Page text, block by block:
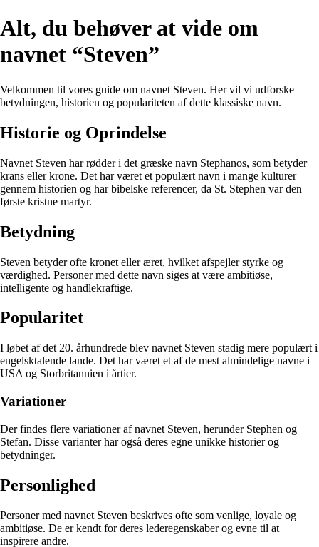
Alt, du behøver at vide om
navnet “Steven”
Velkommen til vores guide om navnet Steven. Her vil vi udforske
betydningen, historien og populariteten af dette klassiske navn.
Historie og Oprindelse
Navnet Steven har rødder i det græske navn Stephanos, som betyder
krans eller krone. Det har været et populært navn i mange kulturer
gennem historien og har bibelske referencer, da St. Stephen var den
første kristne martyr.
Betydning
Steven betyder ofte kronet eller æret, hvilket afspejler styrke og
værdighed. Personer med dette navn siges at være ambitiøse,
intelligente og handlekraftige.
Popularitet
I løbet af det 20. århundrede blev navnet Steven stadig mere populært i
engelsktalende lande. Det har været et af de mest almindelige navne i
USA og Storbritannien i årtier.
Variationer
Der findes flere variationer af navnet Steven, herunder Stephen og
Stefan. Disse varianter har også deres egne unikke historier og
betydninger.
Personlighed
Personer med navnet Steven beskrives ofte som venlige, loyale og
ambitiøse. De er kendt for deres lederegenskaber og evne til at
inspirere andre.